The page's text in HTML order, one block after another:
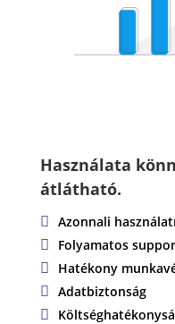
Használata
átlátható.
Azonnali
Folyamatos
Hatékony
Adatbiztonság